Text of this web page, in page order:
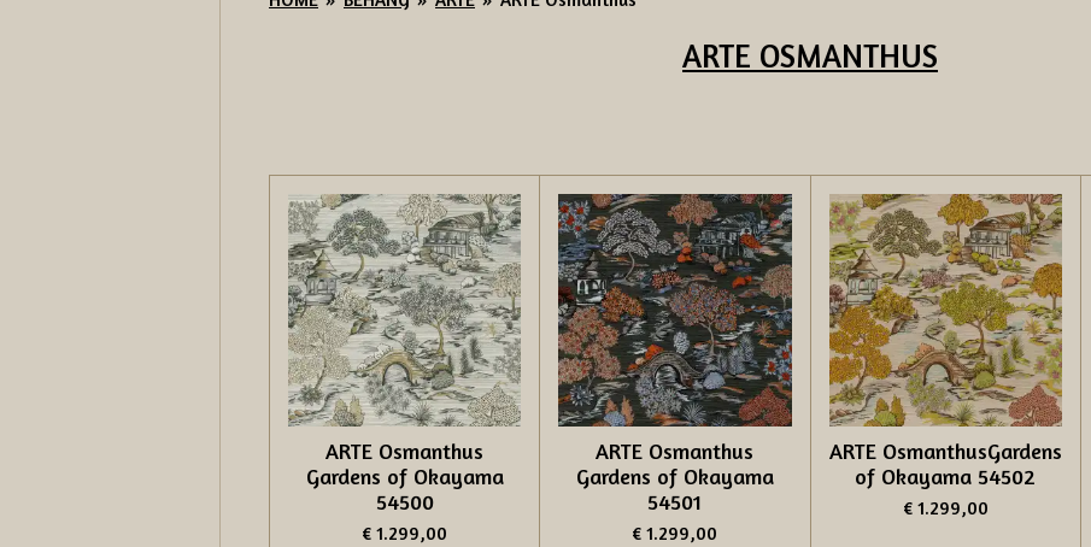
ARTE OSMANTHUS
ARTE Osmanthus
Gardens of Okayama
54500
€ 1.299,00
ARTE Osmanthus
Gardens of Okayama
54501
€ 1.299,00
ARTE OsmanthusGardens
of Okayama 54502
€ 1.299,00